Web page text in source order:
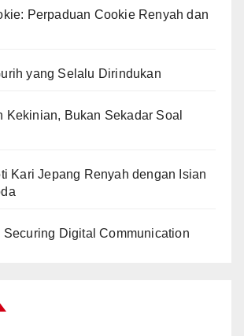
Perpaduan Cookie Renyah dan
yang Selalu Dirindukan
Kekinian, Bukan Sekadar Soal
Kari Jepang Renyah dengan Isian
Securing Digital Communication